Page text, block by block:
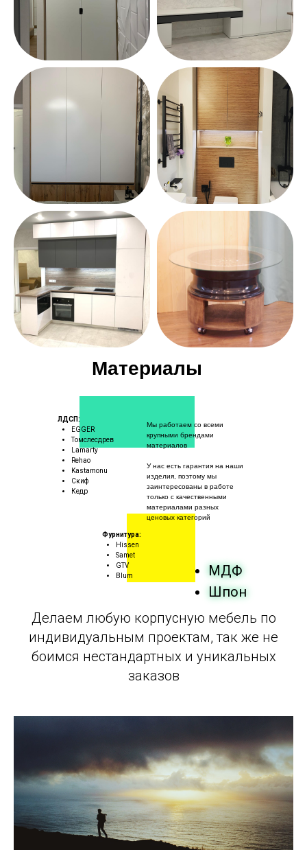
Материалы
Мы работаем со всеми
крупными брендами
материалов
У нас есть гарантия на наши
изделия, поэтому мы
заинтересованы в работе
только с качественными
материалами разных
ценовых категорий
ЛДСП:
EGGER
Томслесдрев
Lamarty
Rehao
Kastamonu
Скиф
Кедр
Фурнитура:
Hissen
Samet
GTV
Blum
МДФ
Шпон
Делаем любую корпусную мебель по
индивидуальным проектам, так же не
боимся нестандартных и уникальных
заказов